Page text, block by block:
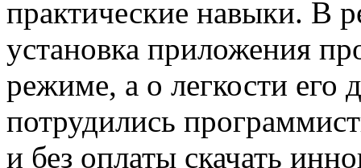
практические навыки. В
установка приложения
режиме, а о легкости его
потрудились
и без оплаты скачать